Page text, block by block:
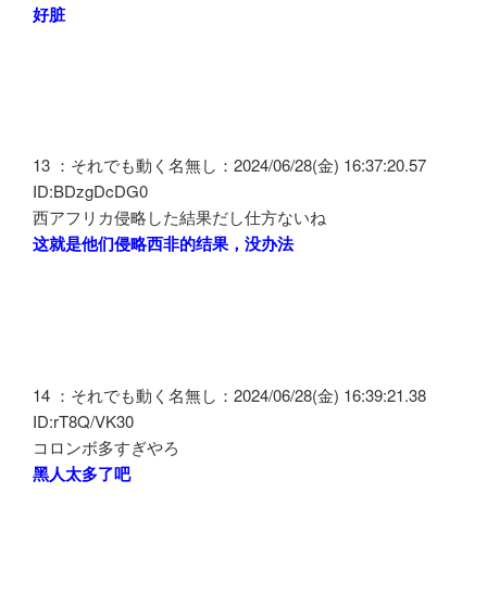
好脏
13 ：それでも動く名無し：2024/06/28(金) 16:37:20.57
ID:BDzgDcDG0
西アフリカ侵略した結果だし仕方ないね
这就是他们侵略西非的结果，没办法
14 ：それでも動く名無し：2024/06/28(金) 16:39:21.38
ID:rT8Q/VK30
コロンボ多すぎやろ
黑人太多了吧